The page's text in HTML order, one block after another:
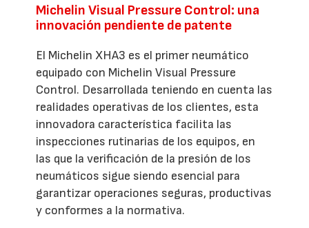
Michelin Visual Pressure Control: una
innovación pendiente de patente
El Michelin XHA3 es el primer neumático
equipado con Michelin Visual Pressure
Control. Desarrollada teniendo en cuenta las
realidades operativas de los clientes, esta
innovadora característica facilita las
inspecciones rutinarias de los equipos, en
las que la verificación de la presión de los
neumáticos sigue siendo esencial para
garantizar operaciones seguras, productivas
y conformes a la normativa.